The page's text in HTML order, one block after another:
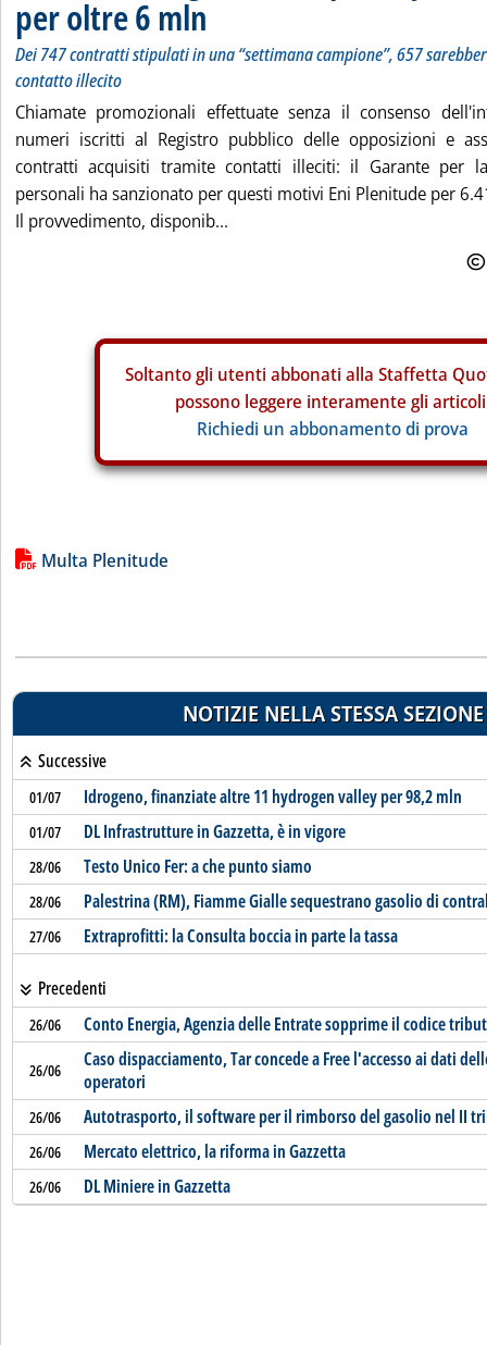
per oltre 6 mln
Dei 747 contratti stipulati in una “settimana campione”, 657
contatto illecito
Chiamate promozionali effettuate senza il consenso
numeri iscritti al Registro pubblico delle opposizioni e
contratti acquisiti tramite contatti illeciti: il Garante per
personali ha sanzionato per questi motivi Eni Plenitude per
Il provvedimento, disponib...
Soltanto gli utenti abbonati alla Staffetta
possono leggere interamente gli
Richiedi un abbonamento di prova
Lista allegati PDF alla notizia
Multa Plenitude
NOTIZIE NELLA STESSA SEZIONE
Successive
01/07 Idrogeno, finanziate altre 11 hydrogen valley per 98,2 mln
01/07 DL Infrastrutture in Gazzetta, è in vigore
28/06 Testo Unico Fer: a che punto siamo
28/06 Palestrina (RM), Fiamme Gialle sequestrano gasolio di
27/06 Extraprofitti: la Consulta boccia in parte la tassa
Precedenti
26/06 Conto Energia, Agenzia delle Entrate sopprime il codice
26/06
Caso dispacciamento, Tar concede a Free l'accesso ai dati
operatori
26/06 Autotrasporto, il software per il rimborso del gasolio nel II
26/06 Mercato elettrico, la riforma in Gazzetta
26/06 DL Miniere in Gazzetta